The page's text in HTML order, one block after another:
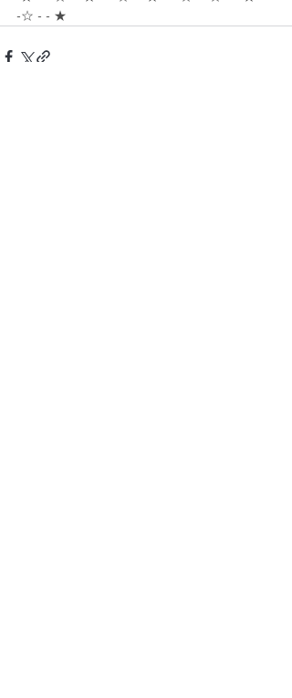
-☆ - - ★